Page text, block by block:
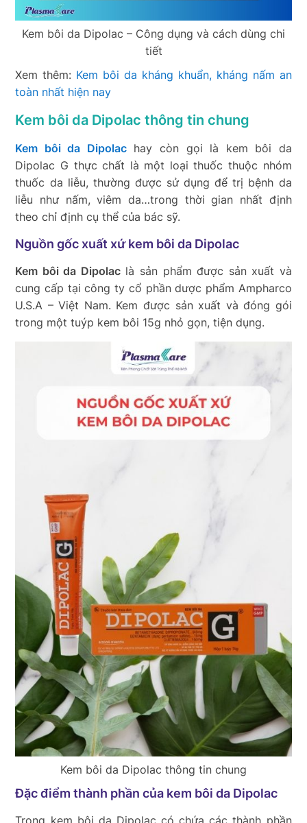
Kem bôi da Dipolac – Công dụng và cách dùng chi
tiết
Xem thêm: Kem bôi da kháng khuẩn, kháng nấm an
toàn nhất hiện nay
Kem bôi da Dipolac thông tin chung
Kem bôi da Dipolachay còn gọi là kem bôi da
Dipolac G thực chất là một loại thuốc thuộc nhóm
thuốc da liễu, thường được sử dụng để trị bệnh da
liễu như nấm, viêm da…trong thời gian nhất định
theo chỉ định cụ thể của bác sỹ.
Nguồn gốc xuất xứ kem bôi da Dipolac
Kem bôi da Dipolaclà sản phẩm được sản xuất và
cung cấp tại công ty cổ phần dược phẩm Ampharco
U.S.A – Việt Nam. Kem được sản xuất và đóng gói
trong một tuýp kem bôi 15g nhỏ gọn, tiện dụng.
Kem bôi da Dipolac thông tin chung
Đặc điểm thành phần của kem bôi da Dipolac
Trong kem bôi da Dipolac có chứa các thành phần